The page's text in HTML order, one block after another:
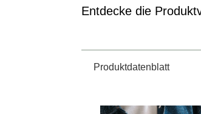
Entdecke die
Produktdatenblatt